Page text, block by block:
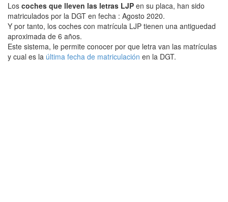
Los coches que lleven las letras LJP en su placa, han sido
matriculados por la DGT en fecha : Agosto 2020.
Y por tanto, los coches con matrícula LJP tienen una antiguedad
aproximada de 6 años.
Este sistema, le permite conocer por que letra van las matrículas
y cual es la última fecha de matriculación en la DGT.